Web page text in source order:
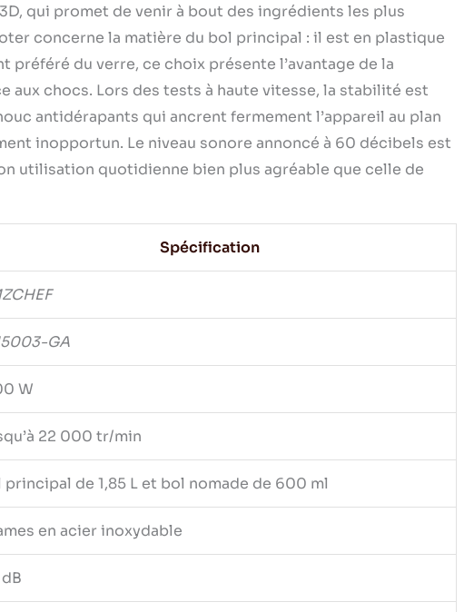
qui promet de venir à bout des ingrédients les plus
concerne la matière du bol principal : il est en plastique
préféré du verre, ce choix présente l’avantage de la
aux chocs. Lors des tests à haute vitesse, la stabilité est
antidérapants qui ancrent fermement l’appareil au plan
inopportun. Le niveau sonore annoncé à 60 décibels est
utilisation quotidienne bien plus agréable que celle de
Spécification
GA
W
22 000 tr/min
principal de 1,85 L et bol nomade de 600 ml
en acier inoxydable